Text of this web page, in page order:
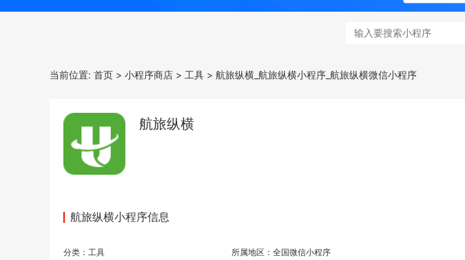
当前位置: 首页 > 小程序商店 > 工具 > 航旅纵横_航旅纵横小程序_航旅纵横微信小程序
航旅纵横
航旅纵横小程序信息
分类： 工具
所属地区：全国微信小程序